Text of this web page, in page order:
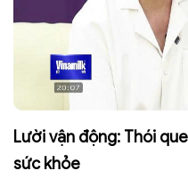
Lười vận động: Thói
sức khỏe